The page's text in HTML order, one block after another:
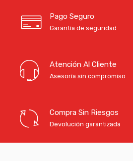
Pago Seguro
Garantía de seguridad
Atención Al Cliente
Asesoría sin compromiso
Compra Sin Riesgos
Devolución garantizada